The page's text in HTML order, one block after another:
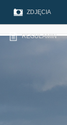
ZDJĘCIA
REGULAMIN